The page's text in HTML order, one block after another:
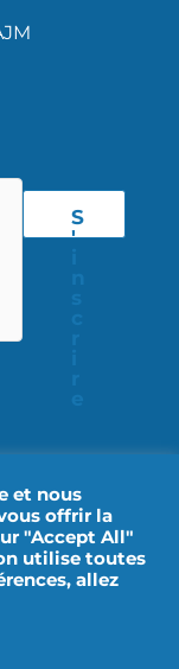
S
'
et nous
offrir la
"Accept All"
utilise toutes
allez